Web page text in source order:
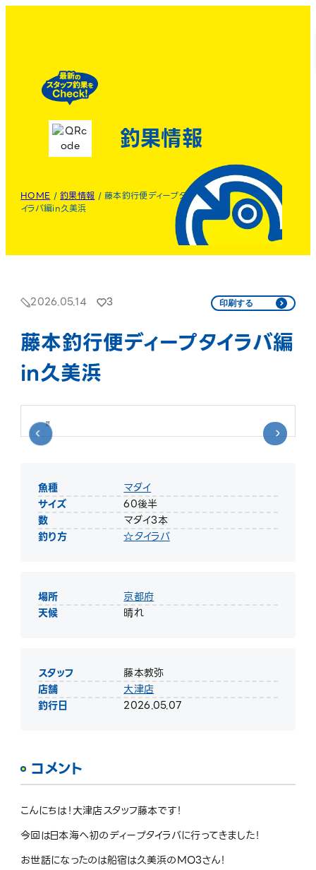
釣果情報
HOME /釣果情報 /藤本釣行便ディープタ
イラバ編in久美浜
2026.05.14 3 印刷する
藤本釣行便ディープタイラバ編
in久美浜
魚種
マダイ
サイズ
60後半
数
マダイ3本
釣り方
☆タイラバ
場所
京都府
天候
晴れ
スタッフ
藤本教弥
店舗
大津店
釣行日
2026.05.07
コメント
こんにちは！大津店スタッフ藤本です！
今回は日本海へ初のディープタイラバに行ってきました！
お世話になったのは船宿は久美浜のMO3さん！